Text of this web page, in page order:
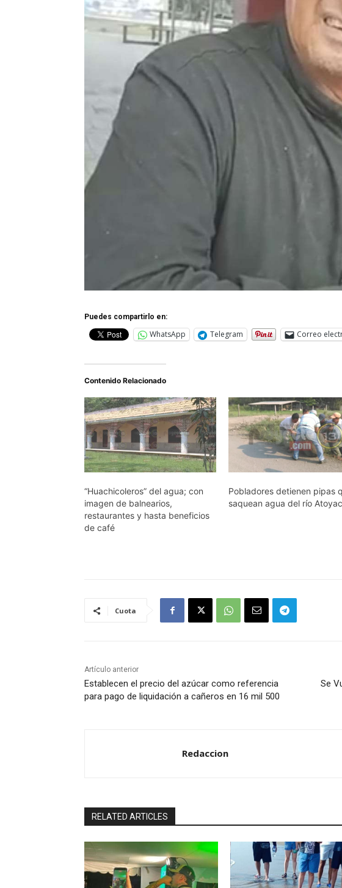
Puedes compartirlo en:
WhatsApp Telegram Correo
Contenido Relacionado
“Huachicoleros” del agua; con
imagen de balnearios,
restaurantes y hasta beneficios
de café
Pobladores detienen pipas
saquean agua del río Atoyac
Cuota
Artículo anterior
Establecen el precio del azúcar como referencia
para pago de liquidación a cañeros en 16 mil 500
Se
Redaccion
RELATED ARTICLES